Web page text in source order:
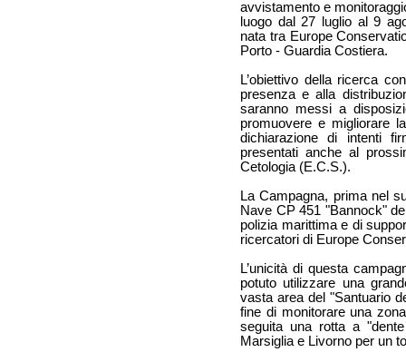
avvistamento e
luogo dal 27 luglio al 9
nata tra Europe
Porto - Guardia Costiera.
L’obiettivo della ricerca
presenza e alla
saranno messi a
promuovere e migliorare
dichiarazione di intenti
presentati anche al
Cetologia (E.C.S.).
La Campagna, prima nel
Nave CP 451 "Bannock"
polizia marittima e di
ricercatori di Europe
L’unicità di questa
potuto utilizzare una
vasta area del "Santuario
fine di monitorare una
seguita una rotta a
Marsiglia e Livorno per un